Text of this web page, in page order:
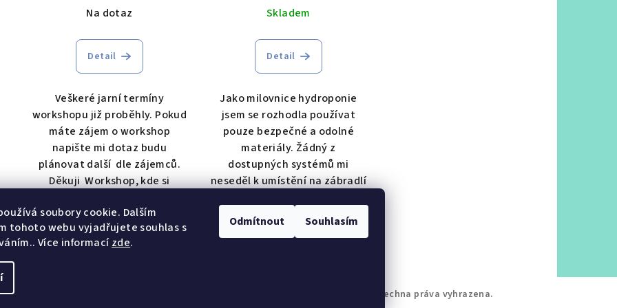
soubory cookie. Dalším
tohoto webu vyjadřujete souhlas s
Více informacízde.
Odmítnout Souhlasím
Na dotaz
Detail
Veškeré jarní termíny
workshopu již proběhly. Pokud
máte zájem o workshop
napište mi dotaz budu
plánovat další dle zájemců.
Děkuji Workshop, kde si
Skladem
Detail
Jako milovnice hydroponie
jsem se rozhodla používat
pouze bezpečné a odolné
materiály. Žádný z
dostupných systémů mi
neseděl k umístění na zábradlí
. Všechna práva vyhrazena.